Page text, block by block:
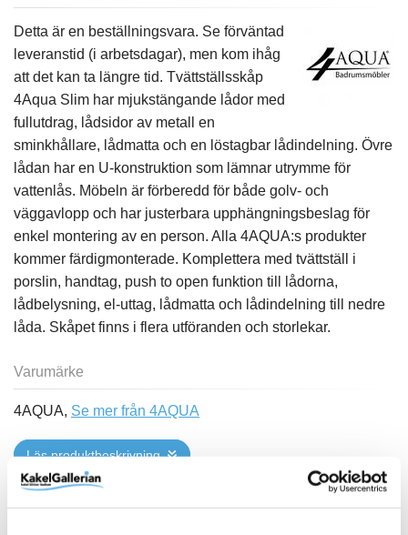
Detta är en beställningsvara. Se förväntad
leveranstid (i arbetsdagar), men kom ihåg
att det kan ta längre tid. Tvättställsskåp
4Aqua Slim har mjukstängande lådor med
fullutdrag, lådsidor av metall en
sminkhållare, lådmatta och en löstagbar lådindelning. Övre
lådan har en U-konstruktion som lämnar utrymme för
vattenlås. Möbeln är förberedd för både golv- och
väggavlopp och har justerbara upphängningsbeslag för
enkel montering av en person. Alla 4AQUA:s produkter
kommer färdigmonterade. Komplettera med tvättställ i
porslin, handtag, push to open funktion till lådorna,
lådbelysning, el-uttag, lådmatta och lådindelning till nedre
låda. Skåpet finns i flera utföranden och storlekar.
Varumärke
4AQUA, Se mer från 4AQUA
Läs produktbeskrivning
Se tillbehör